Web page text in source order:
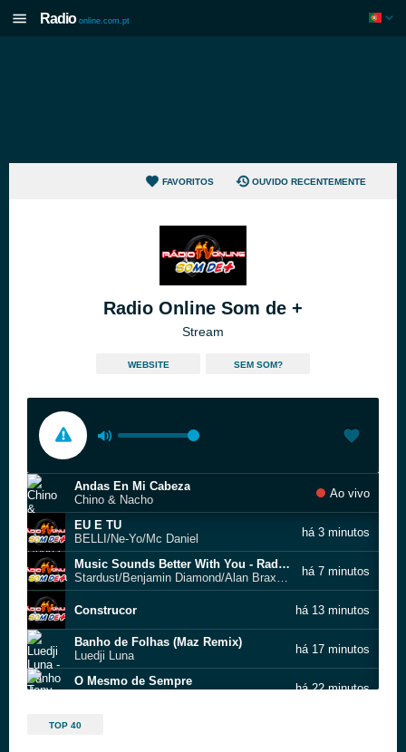
Radio online.com.pt
FAVORITOS OUVIDO RECENTEMENTE
Radio Online Som de +
Stream
WEBSITE SEM SOM?
Andas En Mi Cabeza
Chino & Nacho
Ao vivo
EU E TU
BELLI/Ne-Yo/Mc Daniel
há 3 minutos
Music Sounds Better With You - Radio Edit
Stardust/Benjamin Diamond/Alan Braxe/Thomas Bangalter
há 7 minutos
Construcor há 13 minutos
Banho de Folhas (Maz Remix)
Luedji Luna
há 17 minutos
O Mesmo de Sempre
há 22 minutos
Every Day (feat. Romain Virgo & Fiji)
TOP 40